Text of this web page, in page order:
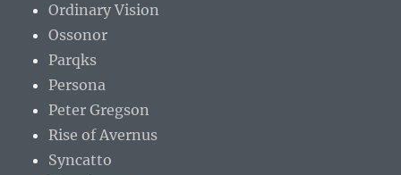
Ordinary Vision
Ossonor
Parqks
Persona
Peter Gregson
Rise of Avernus
Syncatto